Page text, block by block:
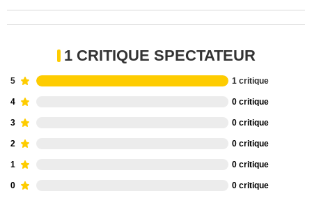
1 CRITIQUE SPECTATEUR
5 1 critique
4 0 critique
3 0 critique
2 0 critique
1 0 critique
0 0 critique